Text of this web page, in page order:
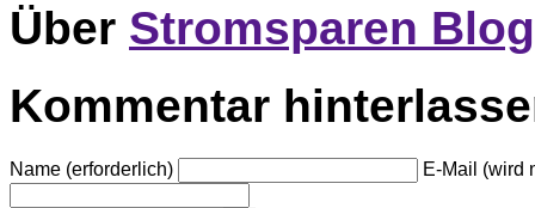
Über Stromsparen Blog
Kommentar
Name (erforderlich) E-Mail (wird